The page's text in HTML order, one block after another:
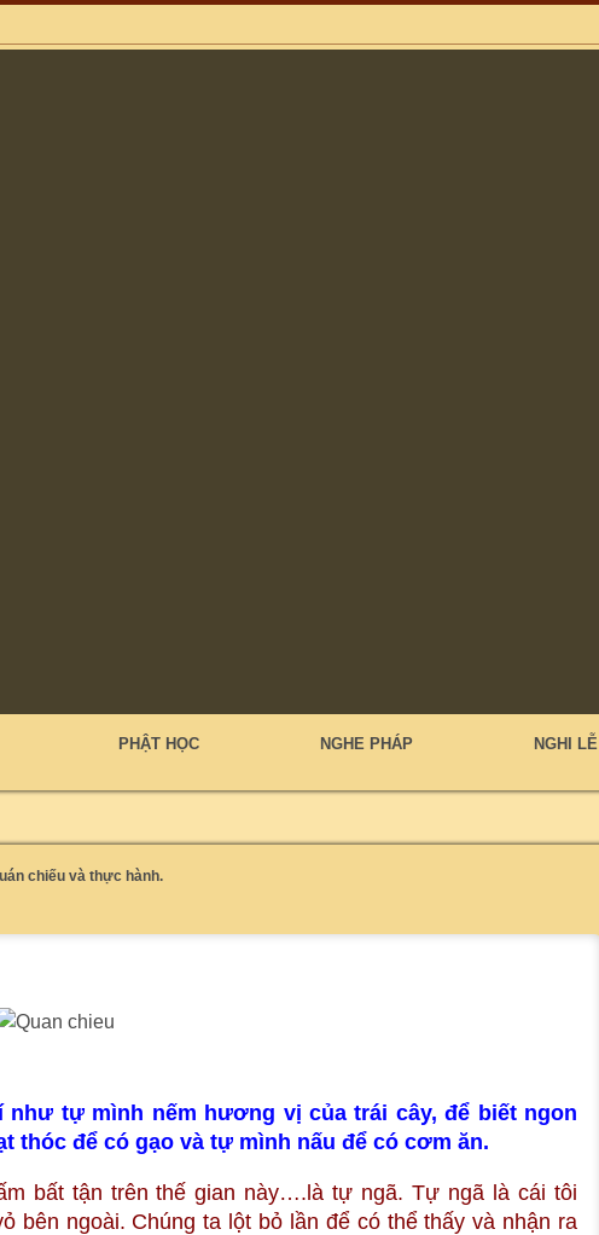
PHẬT HỌC NGHE PHÁP NGHI LỄ
chiếu và thực hành.
như tự mình nếm hương vị của trái cây, để biết ngon
thóc để có gạo và tự mình nấu để có cơm ăn.
bất tận trên thế gian này….là tự ngã. Tự ngã là cái tôi
bên ngoài. Chúng ta lột bỏ lần để có thể thấy và nhận ra